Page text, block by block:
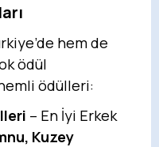
hem de
ödül
ödülleri:
– En İyi Erkek
Kuzey